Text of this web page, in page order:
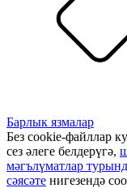
Барлык язмалар
Без cookie-файллар
сез әлеге белдерүгә,
мәгълүматлар
сәясәте нигезендә